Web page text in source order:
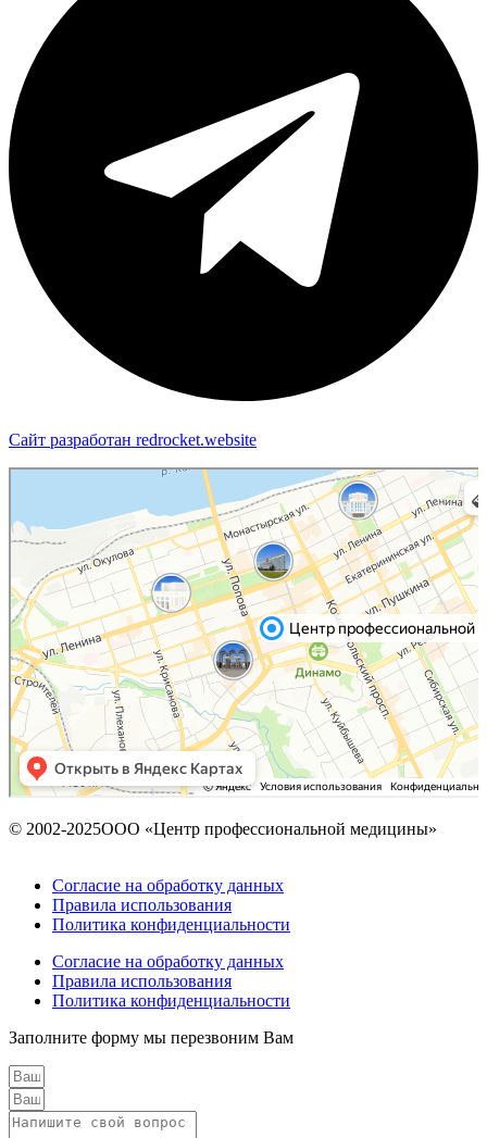
Сайт разработан redrocket.website
Яндекс Карты — транспорт, навигация, поиск мест
© 2002-2025ООО «Центр профессиональной медицины»
Согласие на обработку данных
Правила использования
Политика конфиденциальности
Согласие на обработку данных
Правила использования
Политика конфиденциальности
Заполните форму мы перезвоним Вам